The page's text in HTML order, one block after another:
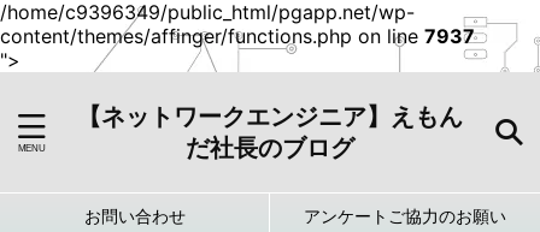
/home/c9396349/public_html/pgapp.net/wp-
content/themes/affinger/functions.php on line 7937
">
【ネットワークエンジニア】えもん
だ社長のブログ
お問い合わせ アンケートご協力のお願い